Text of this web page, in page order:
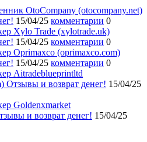
OtoCompany (otocompany.net)
15/04/25 комментарии 0
Xylo Trade (xylotrade.uk)
15/04/25 комментарии 0
Oprimaxco (oprimaxco.com)
15/04/25 комментарии 0
Aitradeblueprintltd
Отзывы и возврат денег! 15/04/25
Goldenxmarket
и возврат денег! 15/04/25